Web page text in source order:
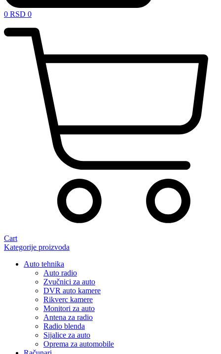
0 RSD 0
Cart
Kategorije proizvoda
Auto tehnika
Auto radio
Zvučnici za auto
DVR auto kamere
Rikverc kamere
Monitori za auto
Antena za radio
Radio blenda
Sijalice za auto
Oprema za automobile